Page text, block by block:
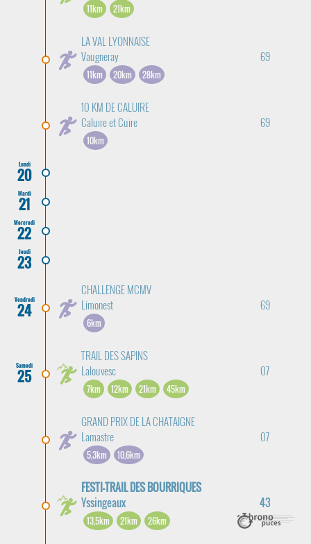
11km 21km
LA VAL LYONNAISE
Vaugneray
69
11km 20km 28km
10 KM DE CALUIRE
Caluire et Cuire
69
10km
Lundi
20
Mardi
21
Mercredi
22
Jeudi
23
Vendredi
24
CHALLENGE MCMV
Limonest
69
6km
Samedi
25
TRAIL DES SAPINS
Lalouvesc
07
7km 12km 21km 45km
GRAND PRIX DE LA CHATAIGNE
Lamastre
07
5,3km 10,6km
FESTI-TRAIL DES BOURRIQUES
Yssingeaux
43
13,5km 21km 26km